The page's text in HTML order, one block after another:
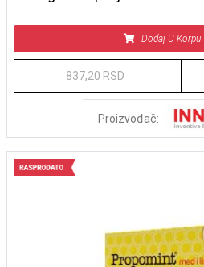
Dodaj U Korpu
837,20 RSD
Proizvođač: